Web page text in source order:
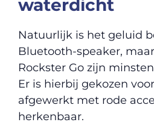
waterdicht
Natuurlijk is het geluid
Bluetooth-speaker,
Rockster Go zijn
Er is hierbij gekozen
afgewerkt met rode
herkenbaar.